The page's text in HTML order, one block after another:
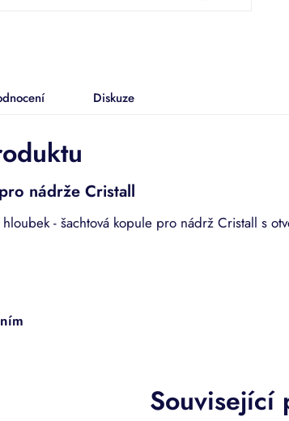
Související
Diskuze
nádrže Cristall
- šachtová kopule pro nádrž Cristall s